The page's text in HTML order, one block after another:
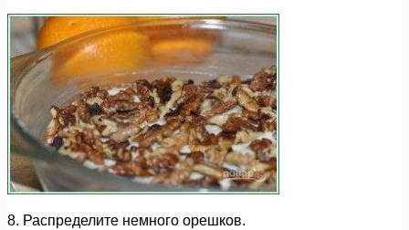
8. Распределите немного орешков.